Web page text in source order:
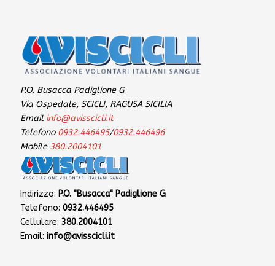
P.O. Busacca Padiglione G
Via Ospedale, SCICLI, RAGUSA SICILIA
Email info@avisscicli.it
Telefono 0932.446495/0932.446496
Mobile 380.2004101
Indirizzo: P.O. "Busacca" Padiglione G
Telefono: 0932.446495
Cellulare: 380.2004101
Email: info@avisscicli.it